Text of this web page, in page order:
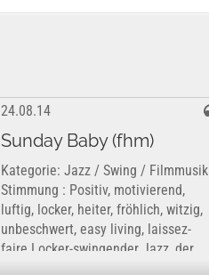
24.08.14
Sunday Baby (fhm)
Kategorie: Jazz / Swing / Filmmusik
Stimmung : Positiv, motivierend,
luftig, locker, heiter, fröhlich, witzig,
unbeschwert, easy living, laissez-
faire Locker-swingender Jazz, der